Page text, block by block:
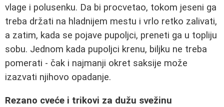
vlage i polusenku. Da bi procvetao, tokom jeseni ga
treba držati na hladnijem mestu i vrlo retko zalivati,
a zatim, kada se pojave pupoljci, preneti ga u topliju
sobu. Jednom kada pupoljci krenu, biljku ne treba
pomerati - čak i najmanji okret saksije može
izazvati njihovo opadanje.
Rezano cveće i trikovi za dužu svežinu